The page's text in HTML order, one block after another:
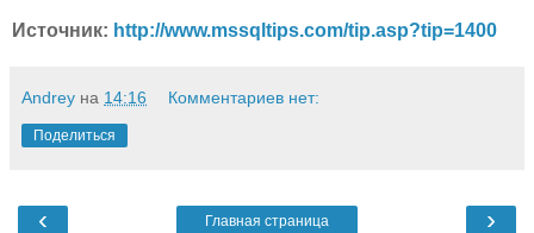
Источник: http://www.mssqltips.com/tip.asp?tip=1400
Andrey на 14:16 Комментариев нет:
Поделиться
‹ ›
Главная страница